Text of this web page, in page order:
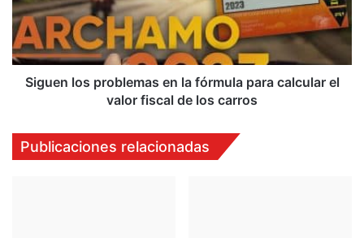
fórmula
para
calcular
el
valor
los
carros
Siguen los problemas en la fórmula para calcular el
valor fiscal de los carros
Publicaciones relacionadas